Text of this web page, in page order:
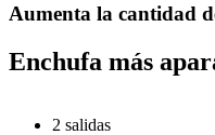
Aumenta la cantidad
Enchufa más
2 salidas